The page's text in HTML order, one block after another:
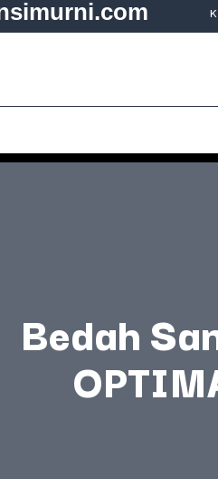
Bedah